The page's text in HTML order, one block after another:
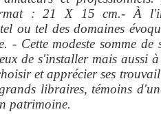
: 21 X 15 cm.- À
ou tel des domaines
- Cette modeste somme
de s'installer mais aussi
et apprécier ses
libraires, témoins
patrimoine.